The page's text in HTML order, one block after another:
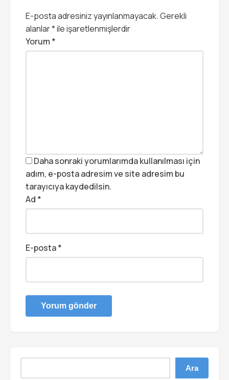
E-posta adresiniz yayınlanmayacak.Gerekli
alanlar*ile işaretlenmişlerdir
Yorum *
Daha sonraki yorumlarımda kullanılması için
adım, e-posta adresim ve site adresim bu
tarayıcıya kaydedilsin.
Ad *
E-posta*
Ara